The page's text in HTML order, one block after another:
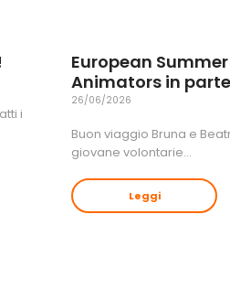
i
European
Animators in
26/06/2026
Buon viaggio Bruna e
giovane volontarie…
Leggi